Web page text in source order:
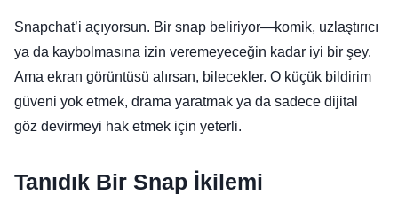
Snapchat’i açıyorsun. Bir snap beliriyor—komik, uzlaştırıcı
ya da kaybolmasına izin veremeyeceğin kadar iyi bir şey.
Ama ekran görüntüsü alırsan, bilecekler. O küçük bildirim
güveni yok etmek, drama yaratmak ya da sadece dijital
göz devirmeyi hak etmek için yeterli.
Tanıdık Bir Snap İkilemi